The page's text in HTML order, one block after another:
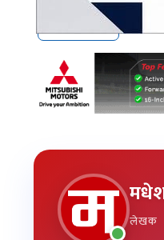
कर्मचारी सरुवा
लेखक